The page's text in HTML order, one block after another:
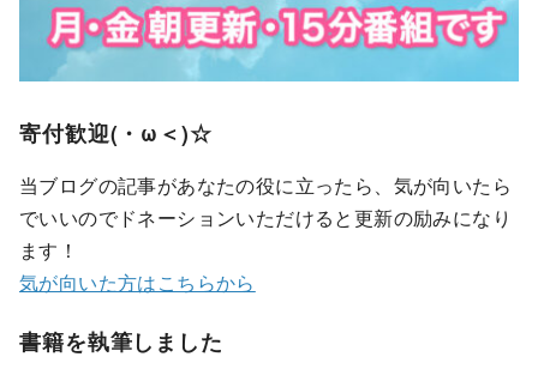
寄付歓迎(・ω＜)☆
当ブログの記事があなたの役に立ったら、気が向いたら
でいいのでドネーションいただけると更新の励みになり
ます！
気が向いた方はこちらから
書籍を執筆しました